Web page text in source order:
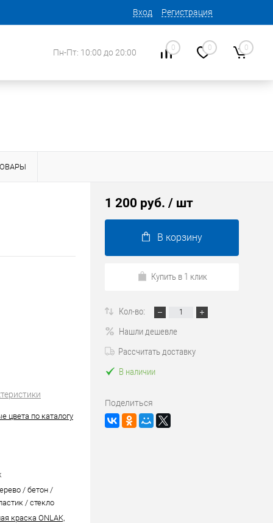
Вход Регистрация
Пн-Пт: 10:00 до 20:00 0 0 0
цвета по каталогу
/ бетон /
/ стекло
краска ONLAK,
1 200 руб. / шт
В корзину
Купить в 1 клик
Кол-во:
Нашли дешевле
Рассчитать доставку
В наличии
Поделиться